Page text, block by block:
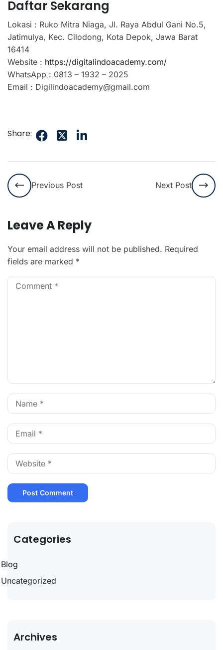
Daftar Sekarang
Lokasi : Ruko Mitra Niaga, Jl. Raya Abdul Gani No.5,
Jatimulya, Kec. Cilodong, Kota Depok, Jawa Barat
16414
Website : https://digitalindoacademy.com/
WhatsApp : 0813 – 1932 – 2025
Email : Digilindoacademy@gmail.com
Share:
Previous Post Next Post
Leave A Reply
Your email address will not be published. Required
fields are marked *
Categories
Blog
Uncategorized
Archives